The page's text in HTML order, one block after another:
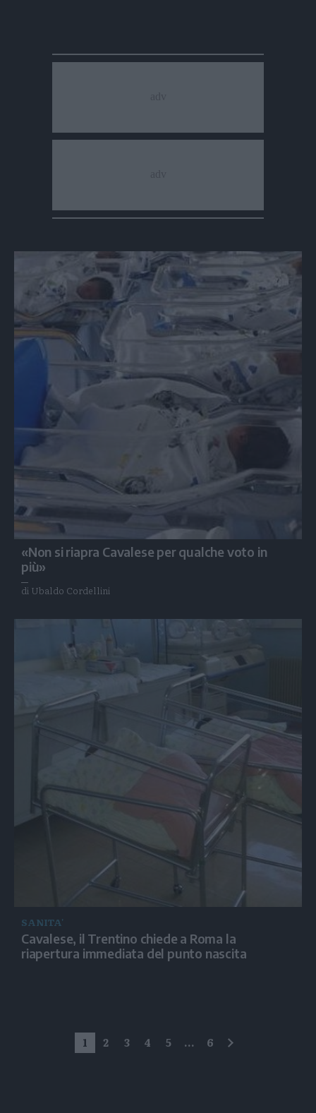
«Non si riapra Cavalese per qualche voto in
più»
di Ubaldo Cordellini
SANITA'
Cavalese, il Trentino chiede a Roma la
riapertura immediata del punto nascita
1 2 3 4 5 ... 6